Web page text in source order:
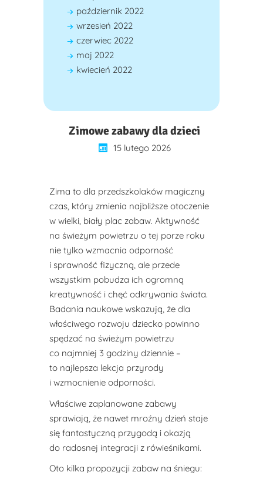
październik 2022
wrzesień 2022
czerwiec 2022
maj 2022
kwiecień 2022
Zimowe zabawy dla dzieci
15 lutego 2026
Zima to dla przedszkolaków magiczny
czas, który zmienia najbliższe otoczenie
w wielki, biały plac zabaw. Aktywność
na świeżym powietrzu o tej porze roku
nie tylko wzmacnia odporność
i sprawność fizyczną, ale przede
wszystkim pobudza ich ogromną
kreatywność i chęć odkrywania świata.
Badania naukowe wskazują, że dla
właściwego rozwoju dziecko powinno
spędzać na świeżym powietrzu
co najmniej 3 godziny dziennie –
to najlepsza lekcja przyrody
i wzmocnienie odporności.
Właściwe zaplanowane zabawy
sprawiają, że nawet mroźny dzień staje
się fantastyczną przygodą i okazją
do radosnej integracji z rówieśnikami.
Oto kilka propozycji zabaw na śniegu: